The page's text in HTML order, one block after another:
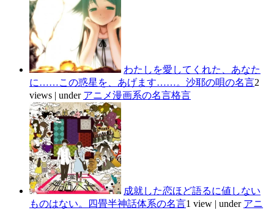
わたしを愛してくれた、あなた
に……この惑星を、あげます……。沙耶の唄の名言2
views | under アニメ漫画系の名言格言
成就した恋ほど語るに値しない
ものはない。四畳半神話体系の名言1 view | under アニ